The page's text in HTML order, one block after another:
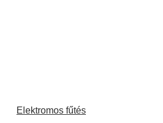
Elektromos fűtés